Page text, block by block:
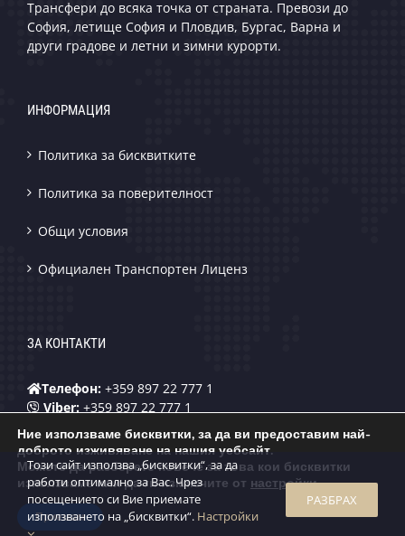
Трансфери до всяка точка от страната. Превози до
София, летище София и Пловдив, Бургас, Варна и
други градове и летни и зимни курорти.
ИНФОРМАЦИЯ
Политика за бисквитките
Политика за поверителност
Общи условия
Официален Транспортен Лиценз
ЗА КОНТАКТИ
Телефон: +359 897 22 777 1
Viber: +359 897 22 777 1
+359 897 22 777 1
Telegram: +359 897 22 777 1
Email:yestrans.eu@gmail.com
Ние използваме бисквитки, за да ви предоставим най-
доброто изживяване на нашия уебсайт.
Можете да разберете повече за това кои бисквитки
използваме или да ги изключите от настройки.
Приемам
Този сайт използва „бисквитки“, за да
работи оптимално за Вас. Чрез
посещението си Вие приемате
използването на „бисквитки“. Настройки
РАЗБРАХ